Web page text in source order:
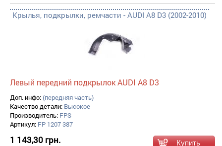
Крылья, подкрылки, ремчасти - AUDI A8 D3 (2002-2010)
Левый передний подкрылок AUDI A8 D3
Доп. инфо: (передняя часть)
Качество детали: Высокое
Производитель: FPS
Артикул: FP 1207 387
1 143,30 грн.